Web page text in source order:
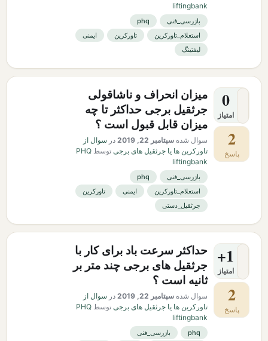
liftingbank
بازرسی_فنی
phq
استعلام_تاورکرین
تاورکرین
ایمنی
لیفتینگ
0
امتیاز
2
پاسخ
میزان انحراف و ناشاقولی
جرثقیل برجی حداکثر تا چه
میزان قابل قبول است ؟
سوال شده سپتامبر 22, 2019 در سوال از
تاورکرین ها یا جرثقیل های برجی توسط PHQ
liftingbank
بازرسی_فنی
phq
استعلام_تاورکرین
ایمنی
تاورکرین
جرثقیل_دستی
+1
امتیاز
2
پاسخ
حداکثر سرعت باد برای کار با
جرثقیل های برجی چند متر بر
ثانیه است ؟
سوال شده سپتامبر 22, 2019 در سوال از
تاورکرین ها یا جرثقیل های برجی توسط PHQ
liftingbank
phq
بازرسی_فنی